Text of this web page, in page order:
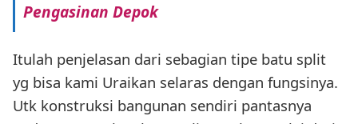
Pengasinan Depok
Itulah penjelasan dari sebagian tipe batu split
yg bisa kami Uraikan selaras dengan fungsinya.
Utk konstruksi bangunan sendiri pantasnya